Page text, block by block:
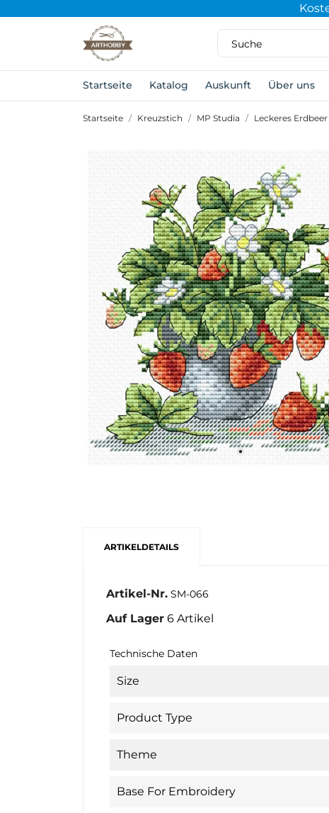
Startseite Katalog Auskunft Über uns
Startseite Kreuzstich MP Studia Leckeres
ARTIKELDETAILS
Artikel-Nr. SM-066
Auf Lager 6 Artikel
Technische Daten
Size
Product Type
Theme
Base For Embroidery